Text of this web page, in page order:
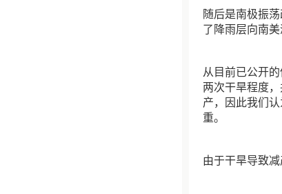
随后是南极振
了降雨层向南美
从目前已公开
两次干旱程度
产，因此我们
重。
由于干旱导致减